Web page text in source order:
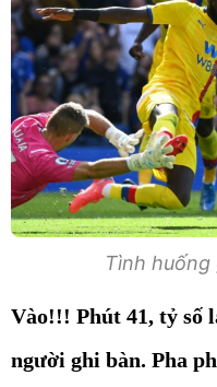
Tình huống
Vào!!! Phút 41, tỷ số
người ghi bàn. Pha